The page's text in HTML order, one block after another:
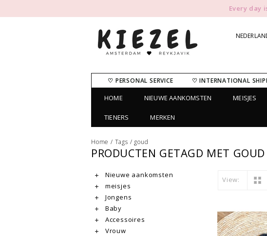
Every day
♡ PERSONAL SERVICE ♡ INTERNATIONAL
HOME NIEUWE AANKOMSTEN MEISJES
TIENERS MERKEN
Home / Tags / goud
PRODUCTEN GETAGD MET GOUD
Nieuwe aankomsten
meisjes
Jongens
Baby
Accessoires
Vrouw
View: